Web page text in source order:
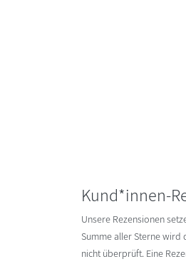
Kund*innen-
Unsere Rezensionen
Summe aller Sterne wird
nicht überprüft. Eine